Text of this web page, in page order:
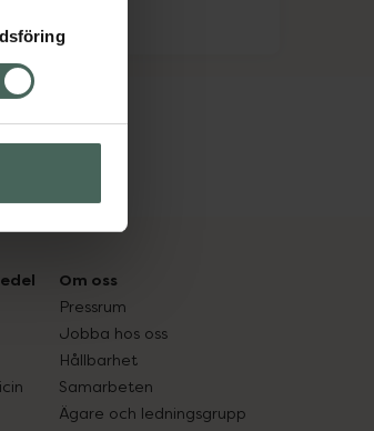
Om oss
Pressrum
Jobba hos oss
Hållbarhet
Samarbeten
Ägare och ledningsgrupp